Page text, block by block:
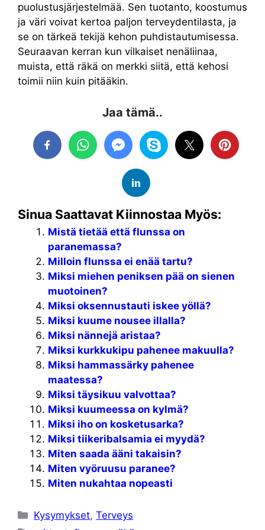
puolustusjärjestelmää. Sen tuotanto, koostumus
ja väri voivat kertoa paljon terveydentilasta, ja
se on tärkeä tekijä kehon puhdistautumisessa.
Seuraavan kerran kun vilkaiset nenäliinaa,
muista, että räkä on merkki siitä, että kehosi
toimii niin kuin pitääkin.
Jaa tämä..
Sinua Saattavat Kiinnostaa Myös:
Mistä tietää että flunssa on
paranemassa?
Milloin flunssa ei enää tartu?
Miksi miehen peniksen pää on sienen
muotoinen?
Miksi oksennustauti iskee yöllä?
Miksi kuume nousee illalla?
Miksi nännejä aristaa?
Miksi kurkkukipu pahenee makuulla?
Miksi hammassärky pahenee
maatessa?
Miksi täysikuu valvottaa?
Miksi kuumeessa on kylmä?
Miksi iho on kosketusarka?
Miksi tiikeribalsamia ei myydä?
Miten saada ääni takaisin?
Miten vyöruusu paranee?
Miten nukahtaa nopeasti
Kategoriat
Kysymykset,Terveys